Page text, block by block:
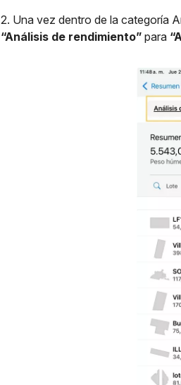
2. Una vez dentro de la categoría
“Análisis de rendimiento” para